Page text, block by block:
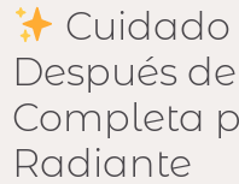
Después
Completa
Radiante